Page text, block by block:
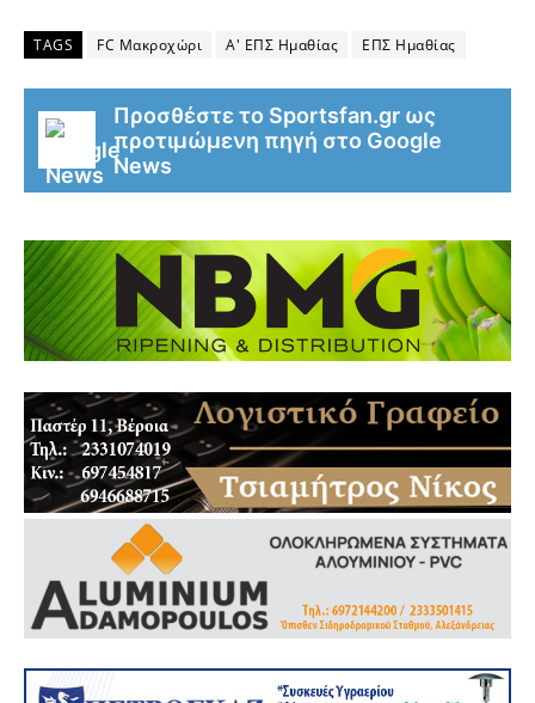
TAGS FC Μακροχώρι Α' ΕΠΣ Ημαθίας ΕΠΣ Ημαθίας
Προσθέστε το Sportsfan.gr ως
προτιμώμενη πηγή στο Google
News